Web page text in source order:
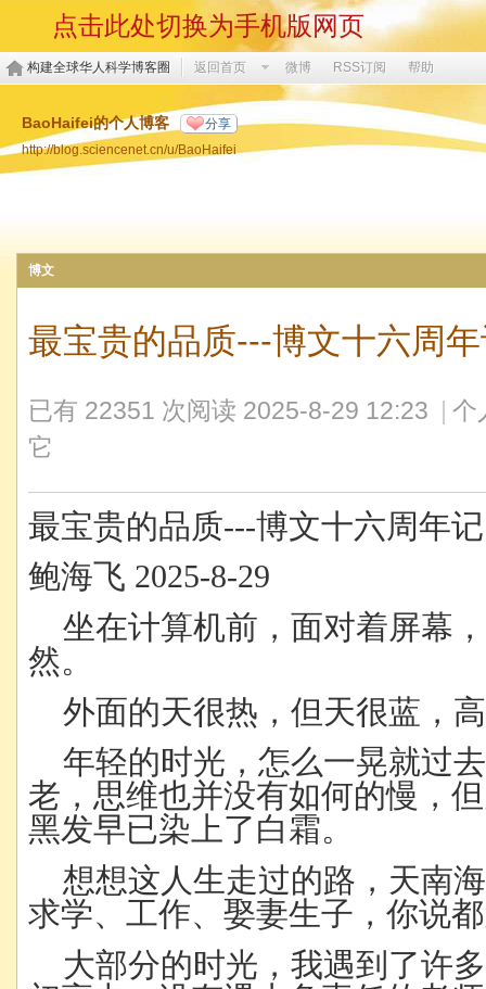
点击此处切换为手机版网页
构建全球华人科学博客圈 返回首页 微博 RSS订阅 帮助
BaoHaifei的个人博客 分享
http://blog.sciencenet.cn/u/BaoHaifei
博文
最宝贵的品质---博文十六周
已有 22351 次阅读 2025-8-29 12:23
个
它
最宝贵的品质---博文十六周年记
鲍海飞 2025-8-29
坐在计算机前，面对着屏幕
然。
外面的天很热，但天很蓝，
年轻的时光，怎么一晃就过
老，思维也并没有如何的慢，
黑发早已染上了白霜。
想想这人生走过的路，天南
求学、工作、娶妻生子，你说
大部分的时光，我遇到了许